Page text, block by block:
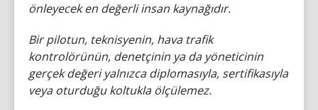
önleyecek en değerli insan kaynağıdır.
Bir pilotun, teknisyenin, hava trafik
kontrolörünün, denetçinin ya da yöneticinin
gerçek değeri yalnızca diplomasıyla, sertifikasıyla
veya oturduğu koltukla ölçülemez.